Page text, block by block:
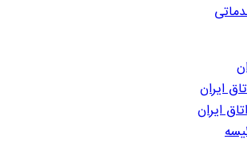
ایران
ایران